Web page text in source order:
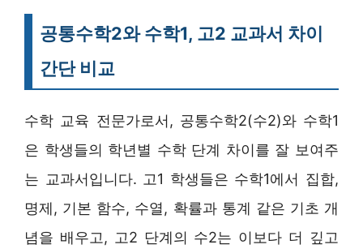
공통수학2와 수학1, 고2 교과서 차이
간단 비교
수학 교육 전문가로서, 공통수학2(수2)와 수학1
은 학생들의 학년별 수학 단계 차이를 잘 보여주
는 교과서입니다. 고1 학생들은 수학1에서 집합,
명제, 기본 함수, 수열, 확률과 통계 같은 기초 개
념을 배우고, 고2 단계의 수2는 이보다 더 깊고